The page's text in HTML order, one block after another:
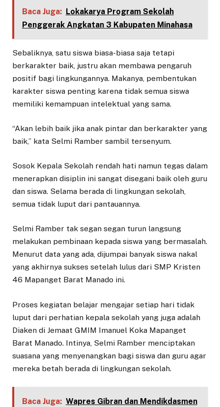
Baca Juga: Lokakarya Program Sekolah
Penggerak Angkatan 3 Kabupaten Minahasa
Sebaliknya, satu siswa biasa-biasa saja tetapi
berkarakter baik, justru akan membawa pengaruh
positif bagi lingkungannya. Makanya, pembentukan
karakter siswa penting karena tidak semua siswa
memiliki kemampuan intelektual yang sama.
“Akan lebih baik jika anak pintar dan berkarakter yang
baik,” kata Selmi Ramber sambil tersenyum.
Sosok Kepala Sekolah rendah hati namun tegas dalam
menerapkan disiplin ini sangat disegani baik oleh guru
dan siswa. Selama berada di lingkungan sekolah,
semua tidak luput dari pantauannya.
Selmi Ramber tak segan segan turun langsung
melakukan pembinaan kepada siswa yang bermasalah.
Menurut data yang ada, dijumpai banyak siswa nakal
yang akhirnya sukses setelah lulus dari SMP Kristen
46 Mapanget Barat Manado ini.
Proses kegiatan belajar mengajar setiap hari tidak
luput dari perhatian kepala sekolah yang juga adalah
Diaken di Jemaat GMIM Imanuel Koka Mapanget
Barat Manado. Intinya, Selmi Ramber menciptakan
suasana yang menyenangkan bagi siswa dan guru agar
mereka betah berada di lingkungan sekolah.
Baca Juga: Wapres Gibran dan Mendikdasmen